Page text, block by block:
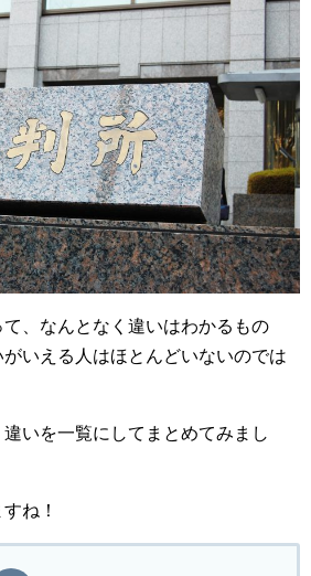
、なんとなく違いはわかるもの
いえる人はほとんどいないのでは
いを一覧にしてまとめてみまし
ね！